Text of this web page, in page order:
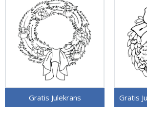
Gratis Julekrans